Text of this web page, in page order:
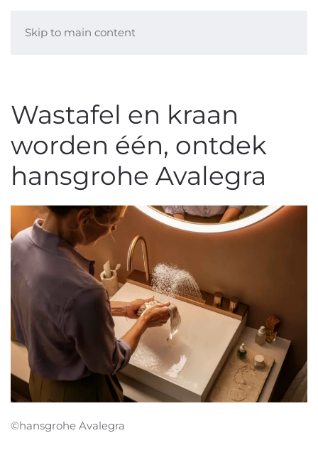
Skip to main content
Wastafel en kraan
worden één, ontdek
hansgrohe Avalegra
©hansgrohe Avalegra